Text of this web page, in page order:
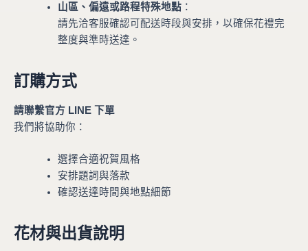
山區、偏遠或路程特殊地點：
請先洽客服確認可配送時段與安排，以確保花禮完
整度與準時送達。
訂購方式
請聯繫官方 LINE 下單
我們將協助你：
選擇合適祝賀風格
安排題詞與落款
確認送達時間與地點細節
花材與出貨說明